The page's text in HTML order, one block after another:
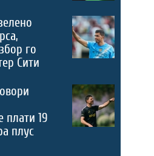
го
Сити
плати 19
плус